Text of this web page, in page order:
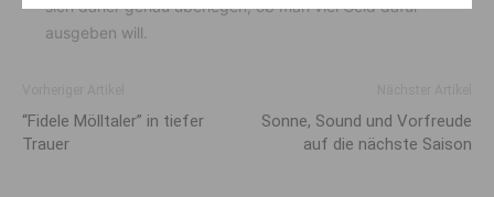
sich daher genau überlegen, ob man viel Geld dafür
ausgeben will.
“Fidele Mölltaler” in tiefer
Trauer
Sonne, Sound und Vorfreude
auf die nächste Saison